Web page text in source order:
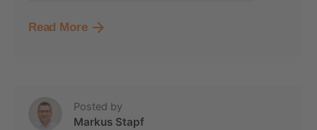
Read More
Posted by
Markus Stapf